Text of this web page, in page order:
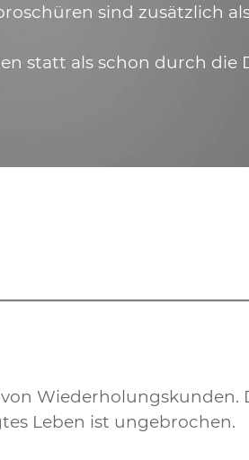
sind zusätzlich
statt als schon durch die
Wiederholungskunden.
Leben ist ungebrochen.